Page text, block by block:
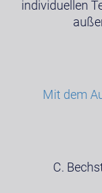
individuellen
Mit dem
C.